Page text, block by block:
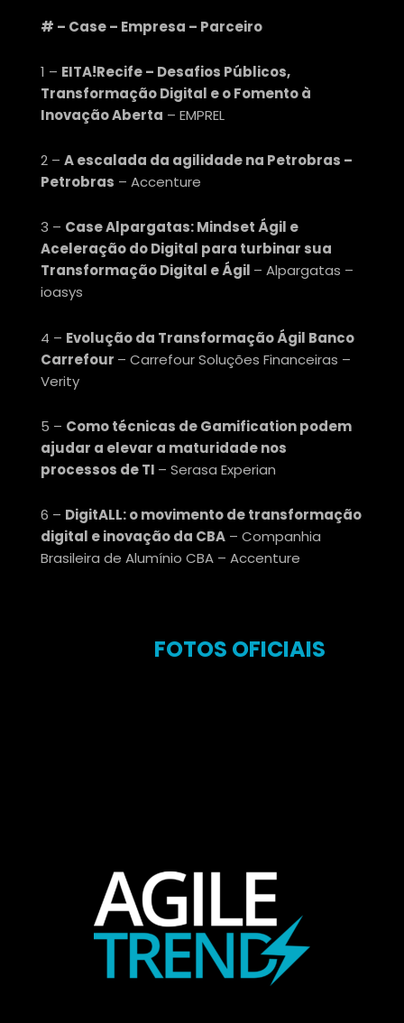
# – Case – Empresa – Parceiro
1 – EITA!Recife – Desafios Públicos,
Transformação Digital e o Fomento à
Inovação Aberta – EMPREL
2 – A escalada da agilidade na Petrobras –
Petrobras – Accenture
3 – Case Alpargatas: Mindset Ágil e
Aceleração do Digital para turbinar sua
Transformação Digital e Ágil – Alpargatas –
ioasys
4 – Evolução da Transformação Ágil Banco
Carrefour – Carrefour Soluções Financeiras –
Verity
5 – Como técnicas de Gamification podem
ajudar a elevar a maturidade nos
processos de TI – Serasa Experian
6 – DigitALL: o movimento de transformação
digital e inovação da CBA – Companhia
Brasileira de Alumínio CBA – Accenture
FOTOS OFICIAIS